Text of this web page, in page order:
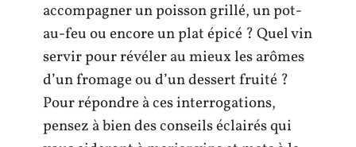
accompagner un poisson grillé, un pot-
au-feu ou encore un plat épicé ? Quel vin
servir pour révéler au mieux les arômes
d’un fromage ou d’un dessert fruité ?
Pour répondre à ces interrogations,
pensez à bien des conseils éclairés qui